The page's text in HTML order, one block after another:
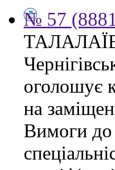
№ 57
оголошує
на
Вимоги до